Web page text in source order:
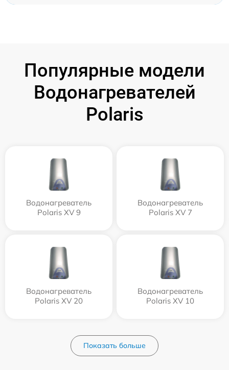
Популярные модели
Водонагревателей
Polaris
Водонагреватель
Polaris XV 9
Водонагреватель
Polaris XV 7
Водонагреватель
Polaris XV 20
Водонагреватель
Polaris XV 10
Показать больше